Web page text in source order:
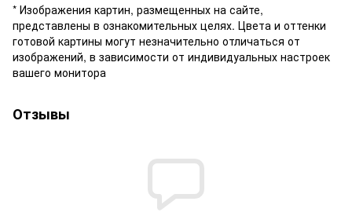
* Изображения картин, размещенных на сайте,
представлены в ознакомительных целях. Цвета и оттенки
готовой картины могут незначительно отличаться от
изображений, в зависимости от индивидуальных настроек
вашего монитора
Отзывы